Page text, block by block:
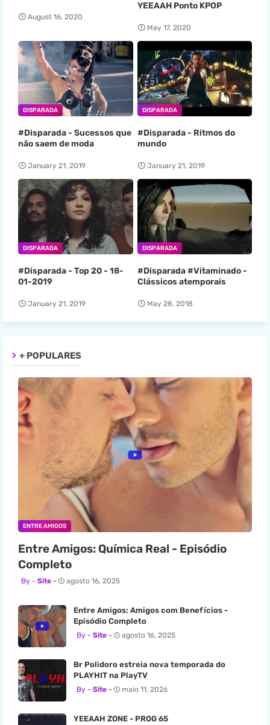
August 16, 2020
YEEAAH Ponto KPOP
May 17, 2020
DISPARADA
#Disparada - Sucessos que
não saem de moda
January 21, 2019
DISPARADA
#Disparada - Ritmos do
mundo
January 21, 2019
DISPARADA
#Disparada - Top 20 - 18-
01-2019
January 21, 2019
DISPARADA
#Disparada #Vitaminado -
Clássicos atemporais
May 28, 2018
+ POPULARES
ENTRE AMIGOS
Entre Amigos: Química Real - Episódio
Completo
Site agosto 16, 2025
Entre Amigos: Amigos com Benefícios -
Episódio Completo
Site agosto 16, 2025
Br Polidoro estreia nova temporada do
PLAYHIT na PlayTV
Site maio 11, 2026
YEEAAH ZONE - PROG 65